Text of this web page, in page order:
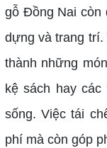
gỗ Đồng Nai
dựng và trang
thành những
kệ sách hay
sống. Việc tái
phí mà còn góp